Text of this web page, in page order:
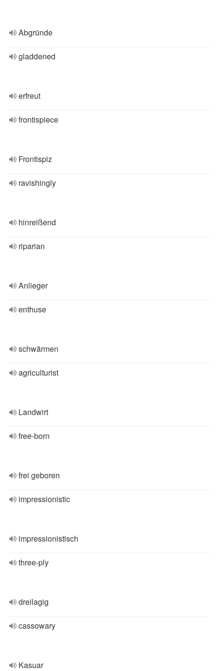
Abgründe
gladdened
erfreut
frontispiece
Frontispiz
ravishingly
hinreißend
riparian
Anlieger
enthuse
schwärmen
agriculturist
Landwirt
free-born
frei geboren
impressionistic
impressionistisch
three-ply
dreilagig
cassowary
Kasuar